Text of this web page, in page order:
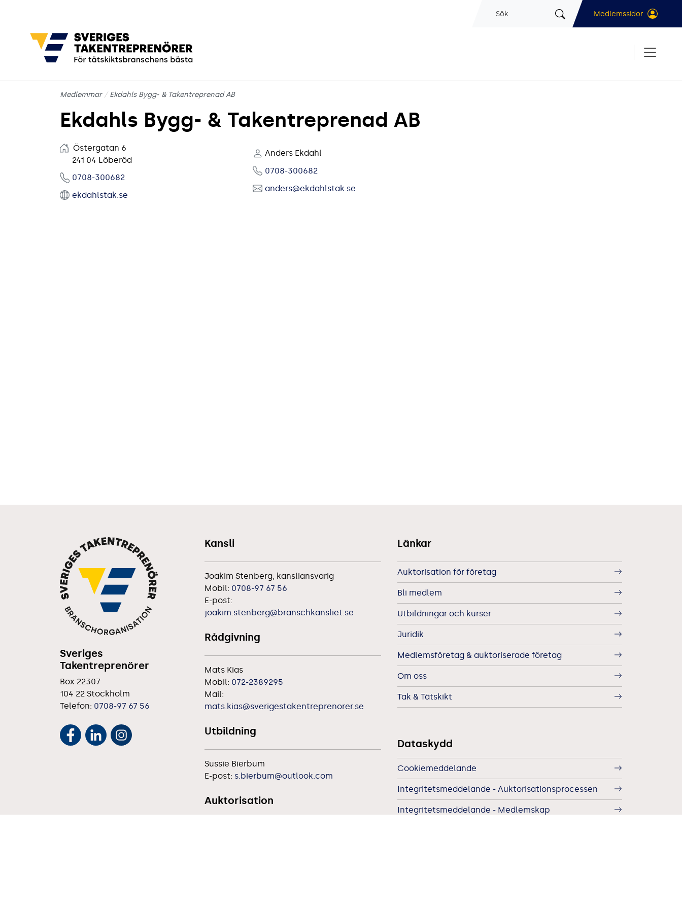
Sök Medlemssidor
Medlemmar Ekdahls Bygg- & Takentreprenad AB
Ekdahls Bygg- & Takentreprenad AB
Östergatan 6
241 04 Löberöd
0708-300682
ekdahlstak.se
Anders Ekdahl
0708-300682
anders@ekdahlstak.se
Sveriges
Takentreprenörer
Box 22307
104 22 Stockholm
Telefon: 0708-97 67 56
Kansli
Joakim Stenberg, kansliansvarig
Mobil: 0708-97 67 56
E-post:
joakim.stenberg@branschkansliet.se
Rådgivning
Mats Kias
Mobil: 072-2389295
Mail:
mats.kias@sverigestakentreprenorer.se
Utbildning
Sussie Bierbum
E-post: s.bierbum@outlook.com
Auktorisation
Länkar
Auktorisation för företag
Bli medlem
Utbildningar och kurser
Juridik
Medlemsföretag & auktoriserade företag
Om oss
Tak & Tätskikt
Dataskydd
Cookiemeddelande
Integritetsmeddelande - Auktorisationsprocessen
Integritetsmeddelande - Medlemskap